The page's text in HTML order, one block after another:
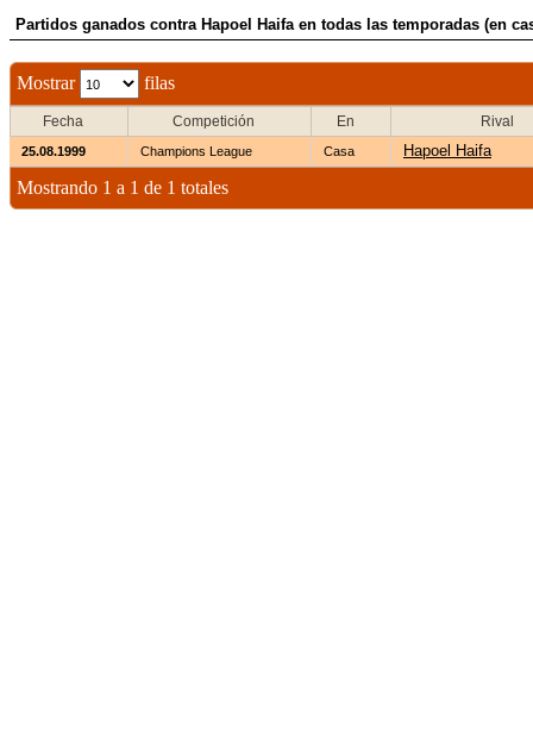
Partidos ganados contra Hapoel Haifa en todas las temporadas (en
Mostrar filas
Fecha Competición En Rival
25.08.1999 Champions League Casa Hapoel Haifa
Mostrando 1 a 1 de 1 totales